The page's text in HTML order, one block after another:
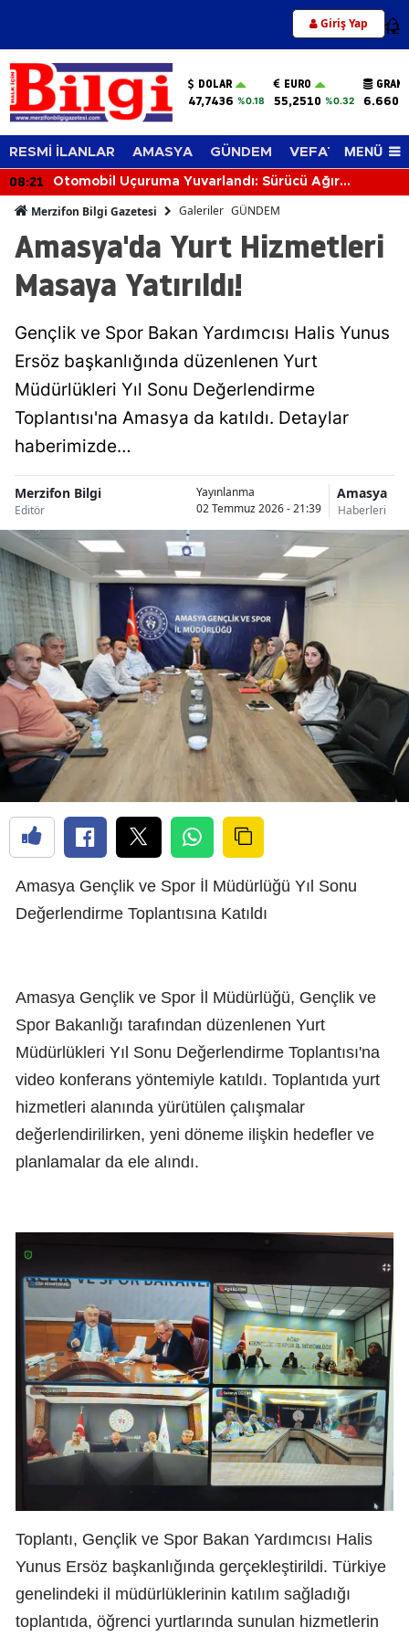
Giriş Yap 12
DOLAR
47,7436 %0.18
EURO
55,2510 %0.32
RESMİ İLANLAR AMASYA GÜNDEM VEFAT EDENLER
MENÜ
08:21
Otomobil Uçuruma Yuvarlandı: Sürücü Ağır
Merzifon Bilgi Gazetesi Galeriler GÜNDEM
Amasya'da Yurt Hizmetleri
Masaya Yatırıldı!
Gençlik ve Spor Bakan Yardımcısı Halis Yunus
Ersöz başkanlığında düzenlenen Yurt
Müdürlükleri Yıl Sonu Değerlendirme
Toplantısı'na Amasya da katıldı. Detaylar
haberimizde…
Merzifon Bilgi
Editör
Yayınlanma
02 Temmuz 2026 - 21:39
Amasya
Haberleri
Amasya Gençlik ve Spor İl Müdürlüğü Yıl Sonu
Değerlendirme Toplantısına Katıldı
Amasya Gençlik ve Spor İl Müdürlüğü, Gençlik ve
Spor Bakanlığı tarafından düzenlenen Yurt
Müdürlükleri Yıl Sonu Değerlendirme Toplantısı'na
video konferans yöntemiyle katıldı. Toplantıda yurt
hizmetleri alanında yürütülen çalışmalar
değerlendirilirken, yeni döneme ilişkin hedefler ve
planlamalar da ele alındı.
Toplantı, Gençlik ve Spor Bakan Yardımcısı Halis
Yunus Ersöz başkanlığında gerçekleştirildi. Türkiye
genelindeki il müdürlüklerinin katılım sağladığı
toplantıda, öğrenci yurtlarında sunulan hizmetlerin